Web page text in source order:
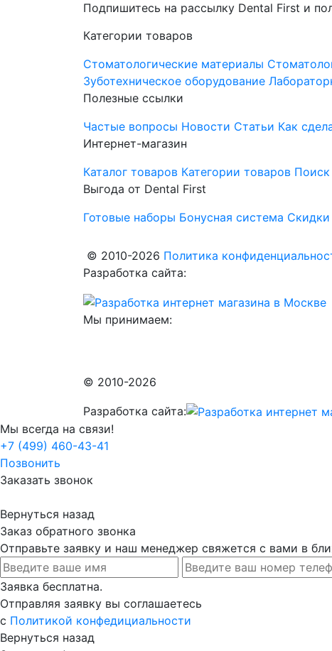
Подпишитесь на рассылку Dental First и
Категории товаров
Стоматологические материалы
Зуботехническое оборудование
Полезные ссылки
Частые вопросы Новости Статьи Как
Интернет-магазин
Каталог товаров Категории товаров
Выгода от Dental First
Готовые наборы Бонусная система
© 2010-2026 Политика
Разработка сайта:
Мы принимаем:
© 2010-2026
Разработка сайта:
Мы всегда на связи!
+7 (499) 460-43-41
Позвонить
Заказать звонок
Вернуться назад
Заказ обратного звонка
Отправьте заявку и наш менеджер свяжется с вами в
Заявка бесплатна.
Отправляя заявку вы соглашаетесь
с Политикой конфедициальности
Вернуться назад